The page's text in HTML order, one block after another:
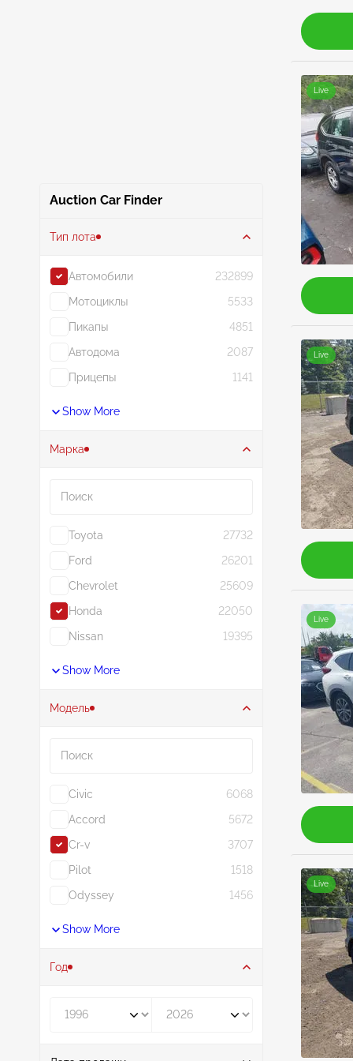
Auction Car Finder
Тип лота
Автомобили
232899
Мотоциклы
5533
Пикапы
4851
Автодома
2087
Прицепы
1141
Show More
Марка
Toyota
27732
Ford
26201
Chevrolet
25609
Honda
22050
Nissan
19395
Show More
Модель
Civic
6068
Accord
5672
Cr-v
3707
Pilot
1518
Odyssey
1456
Show More
Год
Live
Live
Live
Live